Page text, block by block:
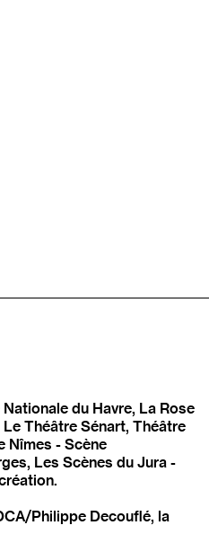
du Havre, La Rose
Théâtre Sénart, Théâtre
Nîmes - Scène
Les Scènes du Jura -
Philippe Decouflé, la